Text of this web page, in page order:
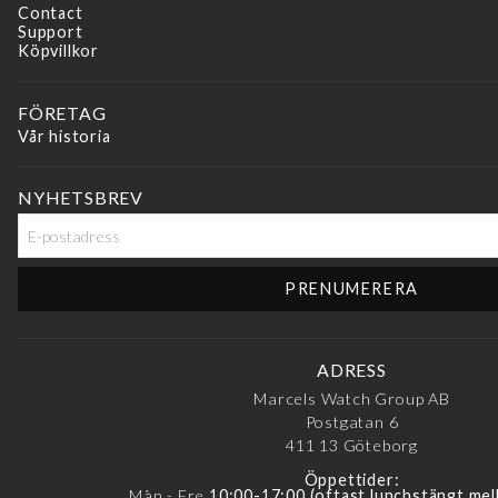
Contact
Support
Köpvillkor
FÖRETAG
Vår historia
NYHETSBREV
ADRESS
Marcels Watch Group AB
Postgatan 6
411 13 Göteborg
Öppettider: